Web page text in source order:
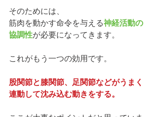
そのためには、
筋肉を動かす命令を与える神経活動の
協調性が必要になってきます。
これがもう一つの効用です。
股関節と膝関節、足関節などがうまく
連動して沈み込む動きをする。